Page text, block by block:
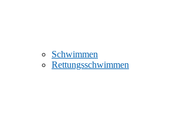
Schwimmen
Rettungsschwimmen